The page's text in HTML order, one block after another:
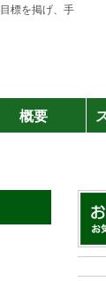
標を掲げ、手
概要